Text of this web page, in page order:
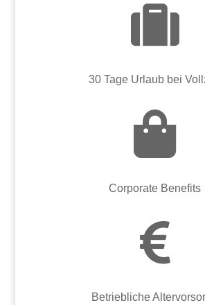

30 Tage Urlaub bei

Corporate Benefits

Betriebliche